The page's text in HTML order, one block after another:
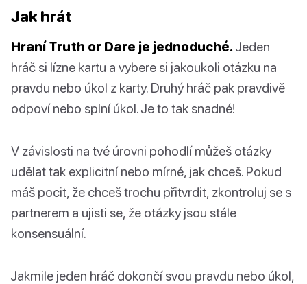
Jak hrát
Hraní Truth or Dare je jednoduché. Jeden
hráč si lízne kartu a vybere si jakoukoli otázku na
pravdu nebo úkol z karty. Druhý hráč pak pravdivě
odpoví nebo splní úkol. Je to tak snadné!
V závislosti na tvé úrovni pohodlí můžeš otázky
udělat tak explicitní nebo mírné, jak chceš. Pokud
máš pocit, že chceš trochu přitvrdit, zkontroluj se s
partnerem a ujisti se, že otázky jsou stále
konsensuální.
Jakmile jeden hráč dokončí svou pravdu nebo úkol,